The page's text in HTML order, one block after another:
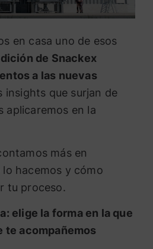
en casa uno de esos
de Snackex
a las nuevas
insights que surjan de
aplicaremos en la
más en
hacemos y cómo
tu proceso.
elige la forma en la que
te acompañemos